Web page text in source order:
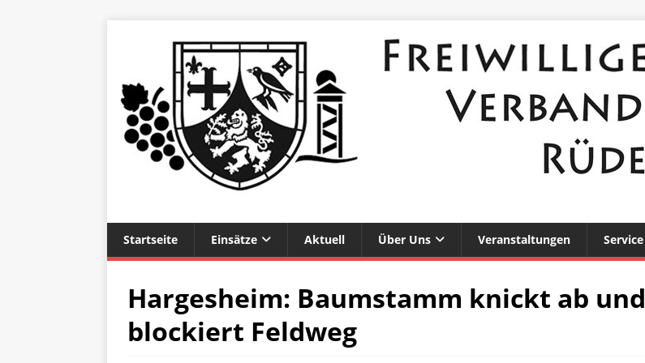
Startseite Einsätze Aktuell Über Uns Veranstaltungen Service
Hargesheim: Baumstamm knickt ab und
blockiert Feldweg